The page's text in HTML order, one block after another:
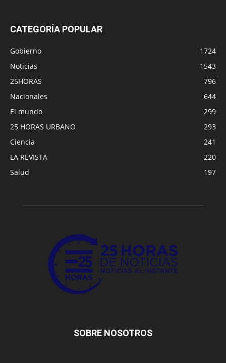
CATEGORÍA POPULAR
Gobierno
1724
Noticias
1543
25HORAS
796
Nacionales
644
El mundo
299
25 HORAS URBANO
293
Ciencia
241
LA REVISTA
220
Salud
197
SOBRE NOSOTROS